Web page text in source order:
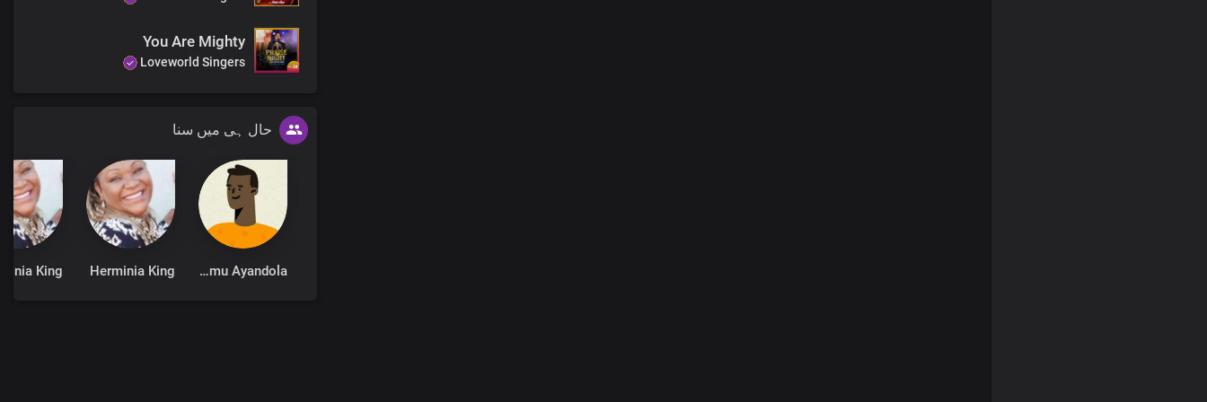
You Are Mighty
Loveworld Singers
حال ہی میں سنا
Aremu Ayandola
Herminia King
King